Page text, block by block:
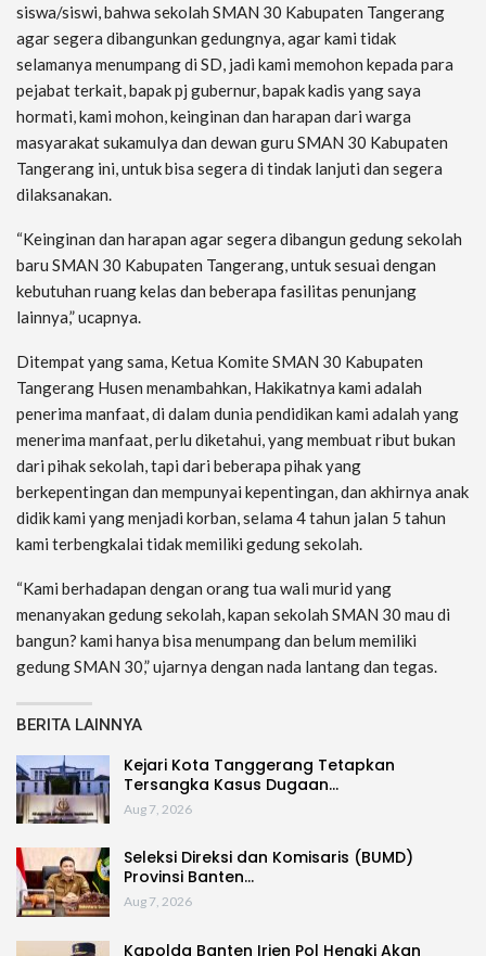
siswa/siswi, bahwa sekolah SMAN 30 Kabupaten Tangerang
agar segera dibangunkan gedungnya, agar kami tidak
selamanya menumpang di SD, jadi kami memohon kepada para
pejabat terkait, bapak pj gubernur, bapak kadis yang saya
hormati, kami mohon, keinginan dan harapan dari warga
masyarakat sukamulya dan dewan guru SMAN 30 Kabupaten
Tangerang ini, untuk bisa segera di tindak lanjuti dan segera
dilaksanakan.
“Keinginan dan harapan agar segera dibangun gedung sekolah
baru SMAN 30 Kabupaten Tangerang, untuk sesuai dengan
kebutuhan ruang kelas dan beberapa fasilitas penunjang
lainnya,” ucapnya.
Ditempat yang sama, Ketua Komite SMAN 30 Kabupaten
Tangerang Husen menambahkan, Hakikatnya kami adalah
penerima manfaat, di dalam dunia pendidikan kami adalah yang
menerima manfaat, perlu diketahui, yang membuat ribut bukan
dari pihak sekolah, tapi dari beberapa pihak yang
berkepentingan dan mempunyai kepentingan, dan akhirnya anak
didik kami yang menjadi korban, selama 4 tahun jalan 5 tahun
kami terbengkalai tidak memiliki gedung sekolah.
“Kami berhadapan dengan orang tua wali murid yang
menanyakan gedung sekolah, kapan sekolah SMAN 30 mau di
bangun? kami hanya bisa menumpang dan belum memiliki
gedung SMAN 30,” ujarnya dengan nada lantang dan tegas.
BERITA LAINNYA
Kejari Kota Tanggerang Tetapkan
Tersangka Kasus Dugaan…
Aug 7, 2026
Seleksi Direksi dan Komisaris (BUMD)
Provinsi Banten…
Aug 7, 2026
Kapolda Banten Irjen Pol Hengki Akan